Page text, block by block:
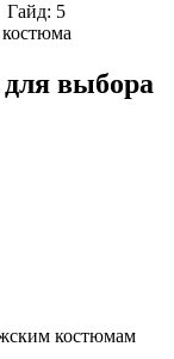
Гайд: 5
выбора
костюмам